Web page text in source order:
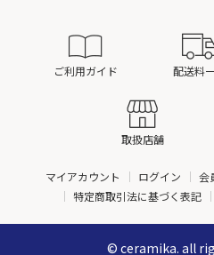
ご利用ガイド 配送料
取扱店舗
マイアカウント ログイン 会
特定商取引法に基づく表記
© ceramika. all